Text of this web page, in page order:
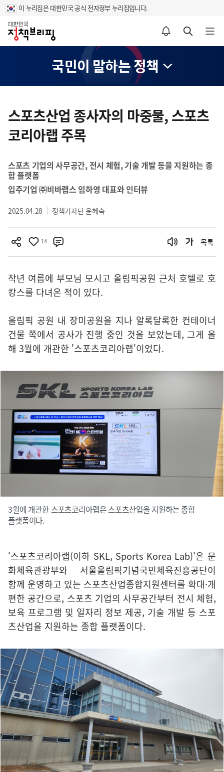
이 누리집은 대한민국 공식 전자정부 누리집입니다.
홈
알림설정 바로가기 검색 바로가기 메뉴 열기
국민이 말하는 정책
츠
영
스포츠산업 종사자의 마중물, 스포츠
코리아랩 주목
스포츠 기업의 사무공간, 전시 체험, 기술 개발 등을 지원하는 종
합 플랫폼
입주기업 ㈜비바랩스 임하영 대표와 인터뷰
2025.04.28 정책기자단 윤혜숙
14 목록
작년 여름에 부모님 모시고 올림픽공원 근처 호텔로 호
캉스를 다녀온 적이 있다.
올림픽 공원 내 장미공원을 지나 알록달록한 컨테이너
건물 쪽에서 공사가 진행 중인 것을 보았는데, 그게 올
해 3월에 개관한 '스포츠코리아랩'이었다.
3월에 개관한 스포츠코리아랩은 스포츠산업을 지원하는 종합
플랫폼이다.
'스포츠코리아랩(이하 SKL, Sports Korea Lab)'은 문
화체육관광부와 서울올림픽기념국민체육진흥공단이
함께 운영하고 있는 스포츠산업종합지원센터를 확대·개
편한 공간으로, 스포츠 기업의 사무공간부터 전시 체험,
보육 프로그램 및 일자리 정보 제공, 기술 개발 등 스포
츠산업을 지원하는 종합 플랫폼이다.